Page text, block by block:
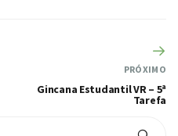
PRÓXIMO
Gincana Estudantil VR – 5ª
Tarefa